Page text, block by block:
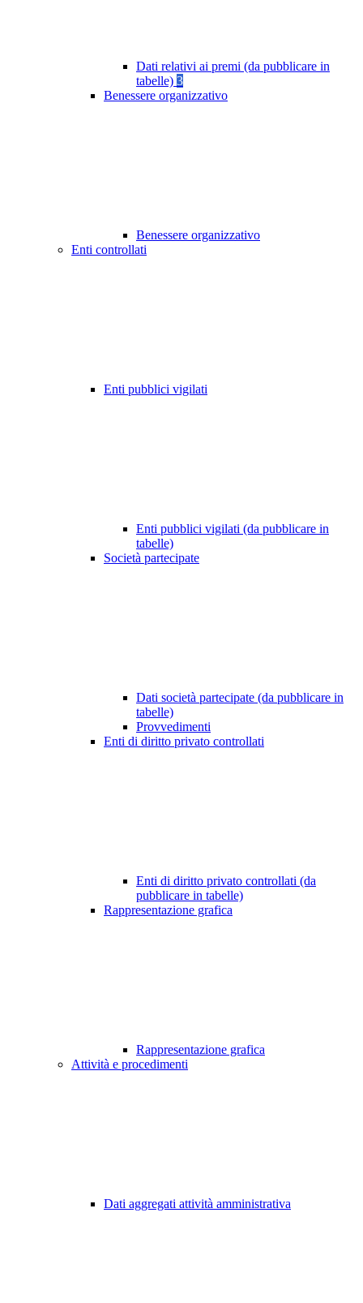
Dati relativi ai premi (da pubblicare in
tabelle) 3
Benessere organizzativo
Benessere organizzativo
Enti controllati
Enti pubblici vigilati
Enti pubblici vigilati (da pubblicare in
tabelle)
Società partecipate
Dati società partecipate (da pubblicare in
tabelle)
Provvedimenti
Enti di diritto privato controllati
Enti di diritto privato controllati (da
pubblicare in tabelle)
Rappresentazione grafica
Rappresentazione grafica
Attività e procedimenti
Dati aggregati attività amministrativa